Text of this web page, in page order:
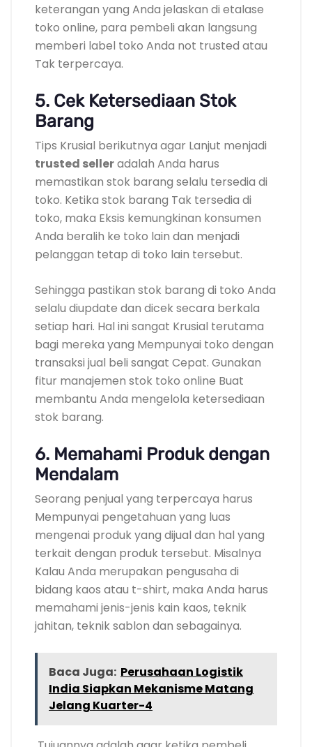
keterangan yang Anda jelaskan di etalase
toko online, para pembeli akan langsung
memberi label toko Anda not trusted atau
Tak terpercaya.
5. Cek Ketersediaan Stok
Barang
Tips Krusial berikutnya agar Lanjut menjadi
trusted selleradalah Anda harus
memastikan stok barang selalu tersedia di
toko. Ketika stok barang Tak tersedia di
toko, maka Eksis kemungkinan konsumen
Anda beralih ke toko lain dan menjadi
pelanggan tetap di toko lain tersebut.
Sehingga pastikan stok barang di toko Anda
selalu diupdate dan dicek secara berkala
setiap hari. Hal ini sangat Krusial terutama
bagi mereka yang Mempunyai toko dengan
transaksi jual beli sangat Cepat. Gunakan
fitur manajemen stok toko online Buat
membantu Anda mengelola ketersediaan
stok barang.
6. Memahami Produk dengan
Mendalam
Seorang penjual yang terpercaya harus
Mempunyai pengetahuan yang luas
mengenai produk yang dijual dan hal yang
terkait dengan produk tersebut. Misalnya
Kalau Anda merupakan pengusaha di
bidang kaos atau t-shirt, maka Anda harus
memahami jenis-jenis kain kaos, teknik
jahitan, teknik sablon dan sebagainya.
Baca Juga: Perusahaan Logistik
India Siapkan Mekanisme Matang
Jelang Kuarter-4